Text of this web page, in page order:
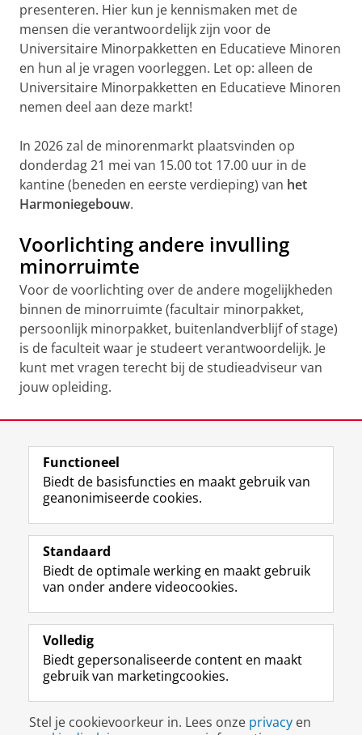
presenteren. Hier kun je kennismaken met de
mensen die verantwoordelijk zijn voor de
Universitaire Minorpakketten en Educatieve Minoren
en hun al je vragen voorleggen. Let op: alleen de
Universitaire Minorpakketten en Educatieve Minoren
nemen deel aan deze markt!
In 2026 zal de minorenmarkt plaatsvinden op
donderdag 21 mei van 15.00 tot 17.00 uur in de
kantine (beneden en eerste verdieping) van het
Harmoniegebouw.
Voorlichting andere invulling
minorruimte
Voor de voorlichting over de andere mogelijkheden
binnen de minorruimte (facultair minorpakket,
persoonlijk minorpakket, buitenlandverblijf of stage)
is de faculteit waar je studeert verantwoordelijk. Je
kunt met vragen terecht bij de studieadviseur van
jouw opleiding.
View this page in:English
Volg de RUG
F
a
e
b
o
p
a
i
n
L
i
k
e
I
-
p
g
i
R
S
-
f
e
R
k
s
I
n
t
r
m
c
c
Y
o
T
e
k
a
a
Studiekiezers
Alumni
Over ons
Disclaimer & Copyright
Inloggen
Functioneel
Biedt de basisfuncties en maakt gebruik van
geanonimiseerde cookies.
Standaard
Biedt de optimale werking en maakt gebruik
van onder andere videocookies.
Volledig
Biedt gepersonaliseerde content en maakt
gebruik van marketingcookies.
Stel je cookievoorkeur in. Lees onze privacy en